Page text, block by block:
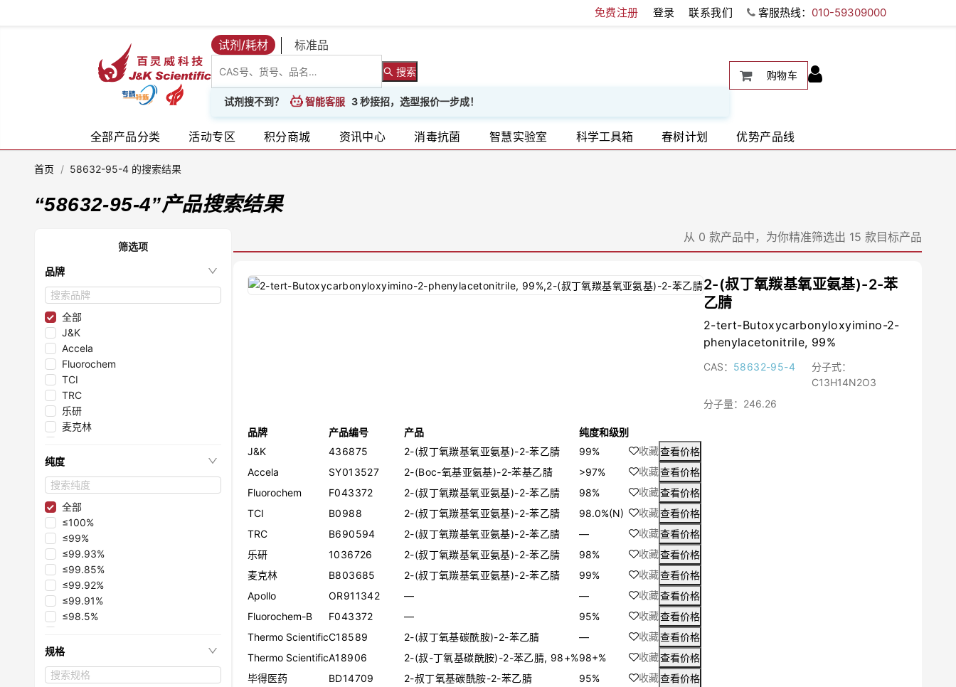
免费注册 登录 联系我们 客服热线： 010-59309000
试剂/耗材 标准品
搜索
试剂搜不到？ 智能客服 3 秒接招，选型报价一步成！
购物车
全部产品分类 活动专区 积分商城 资讯中心 消毒抗菌 智慧实验室 科学工具箱 春树计划 优势产品线
首页 / 58632-95-4 的搜索结果
“58632-95-4”产品搜索结果
筛选项
品牌
全部
J&K
Accela
Fluorochem
TCI
TRC
乐研
麦克林
Fluorochem-B
毕得医药
源叶
砌块化学
阿拉丁
纯度
全部
≤100%
≤99%
≤99.93%
≤99.85%
≤99.92%
≤99.91%
≤98.5%
≤99.1%
≤98.6%
规格
从 0 款产品中，为你精准筛选出 15 款目标产品
2-(叔丁氧羰基氧亚氨基)-2-苯
乙腈
2-tert-Butoxycarbonyloxyimino-2-
phenylacetonitrile, 99%
CAS： 58632-95-4
分子式：
C13H14N2O3
分子量： 246.26
品牌 产品编号 产品
纯度和级别
J&K
436875 2-(叔丁氧羰基氧亚氨基)-2-苯乙腈 99% 收藏查看价格
Accela
SY013527 2-(Boc-氧基亚氨基)-2-苯基乙腈 >97% 收藏查看价格
Fluorochem
F043372 2-(叔丁氧羰基氧亚氨基)-2-苯乙腈 98% 收藏查看价格
TCI
B0988 2-(叔丁氧羰基氧亚氨基)-2-苯乙腈 98.0%(N) 收藏查看价格
TRC
B690594 2-(叔丁氧羰基氧亚氨基)-2-苯乙腈 — 收藏查看价格
乐研
1036726 2-(叔丁氧羰基氧亚氨基)-2-苯乙腈 98% 收藏查看价格
麦克林
B803685 2-(叔丁氧羰基氧亚氨基)-2-苯乙腈 99% 收藏查看价格
Apollo
OR911342 — — 收藏查看价格
Fluorochem-B
F043372 — 95% 收藏查看价格
Thermo ScientificC18589 2-(叔丁氧基碳酰胺)-2-苯乙腈 — 收藏查看价格
Thermo ScientificA18906 2-(叔-丁氧基碳酰胺)-2-苯乙腈, 98+%98+% 收藏查看价格
毕得医药
BD14709 2-叔丁氧基碳酰胺-2-苯乙腈 95% 收藏查看价格